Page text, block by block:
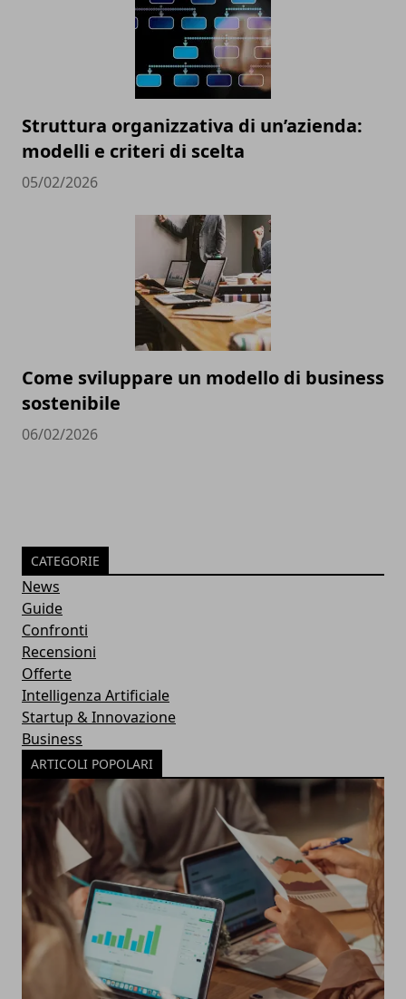
Struttura organizzativa di un’azienda:
modelli e criteri di scelta
05/02/2026
Come sviluppare un modello di business
sostenibile
06/02/2026
CATEGORIE
News
Guide
Confronti
Recensioni
Offerte
Intelligenza Artificiale
Startup & Innovazione
Business
ARTICOLI POPOLARI